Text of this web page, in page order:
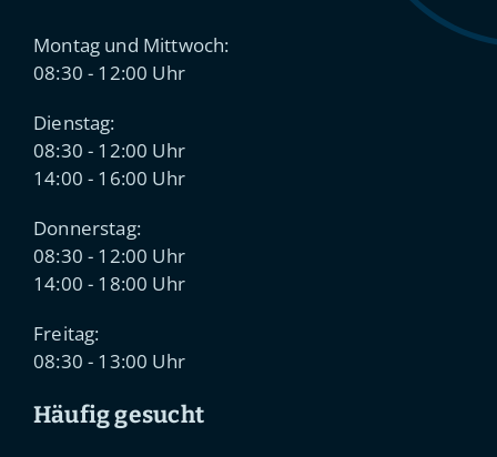
Montag und Mittwoch:
08:30 - 12:00 Uhr
Dienstag:
08:30 - 12:00 Uhr
14:00 - 16:00 Uhr
Donnerstag:
08:30 - 12:00 Uhr
14:00 - 18:00 Uhr
Freitag:
08:30 - 13:00 Uhr
Häufig gesucht